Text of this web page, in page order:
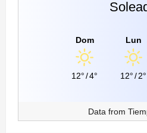
Dom
12°/4°
Lun
12°/2°
Data from